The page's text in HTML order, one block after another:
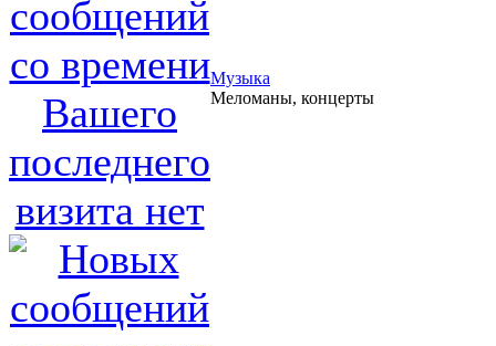
Музыка
Меломаны, концерты